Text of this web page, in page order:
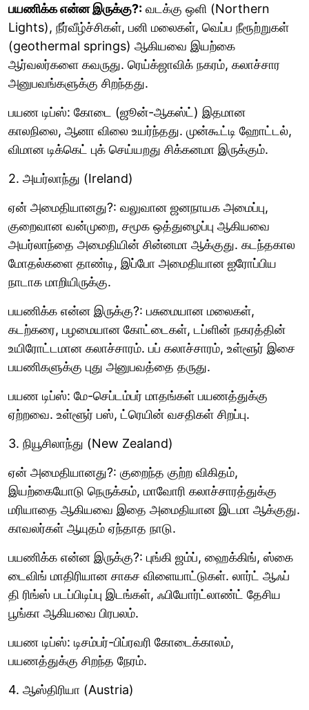
பயணிக்க என்ன இருக்கு?: வடக்கு ஒளி (Northern
Lights), நீர்வீழ்ச்சிகள், பனி மலைகள், வெப்ப நீரூற்றுகள்
(geothermal springs) ஆகியவை இயற்கை
ஆர்வலர்களை கவருது. ரெய்க்ஜாவிக் நகரம், கலாச்சார
அனுபவங்களுக்கு சிறந்தது.
பயண டிப்ஸ்: கோடை (ஜூன்-ஆகஸ்ட்) இதமான
காலநிலை, ஆனா விலை உயர்ந்தது. முன்கூட்டி ஹோட்டல்,
விமான டிக்கெட் புக் செய்யறது சிக்கனமா இருக்கும்.
2. அயர்லாந்து (Ireland)
ஏன் அமைதியானது?: வலுவான ஜனநாயக அமைப்பு,
குறைவான வன்முறை, சமூக ஒத்துழைப்பு ஆகியவை
அயர்லாந்தை அமைதியின் சின்னமா ஆக்குது. கடந்தகால
மோதல்களை தாண்டி, இப்போ அமைதியான ஐரோப்பிய
நாடாக மாறியிருக்கு.
பயணிக்க என்ன இருக்கு?: பசுமையான மலைகள்,
கடற்கரை, பழமையான கோட்டைகள், டப்ளின் நகரத்தின்
உயிரோட்டமான கலாச்சாரம். பப் கலாச்சாரம், உள்ளூர் இசை
பயணிகளுக்கு புது அனுபவத்தை தருது.
பயண டிப்ஸ்: மே-செப்டம்பர் மாதங்கள் பயணத்துக்கு
ஏற்றவை. உள்ளூர் பஸ், ட்ரெயின் வசதிகள் சிறப்பு.
3. நியூசிலாந்து (New Zealand)
ஏன் அமைதியானது?: குறைந்த குற்ற விகிதம்,
இயற்கையோடு நெருக்கம், மாவோரி கலாச்சாரத்துக்கு
மரியாதை ஆகியவை இதை அமைதியான இடமா ஆக்குது.
காவலர்கள் ஆயுதம் ஏந்தாத நாடு.
பயணிக்க என்ன இருக்கு?: புங்கி ஜம்ப், ஹைக்கிங், ஸ்கை
டைவிங் மாதிரியான சாகச விளையாட்டுகள். லார்ட் ஆஃப்
தி ரிங்ஸ் படப்பிடிப்பு இடங்கள், ஃபியோர்ட்லாண்ட் தேசிய
பூங்கா ஆகியவை பிரபலம்.
பயண டிப்ஸ்: டிசம்பர்-பிப்ரவரி கோடைக்காலம்,
பயணத்துக்கு சிறந்த நேரம்.
4. ஆஸ்திரியா (Austria)